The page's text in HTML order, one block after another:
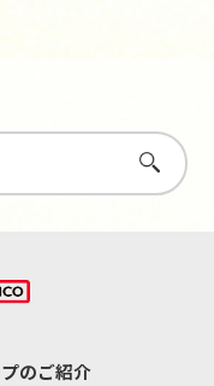
さがす
のご紹介